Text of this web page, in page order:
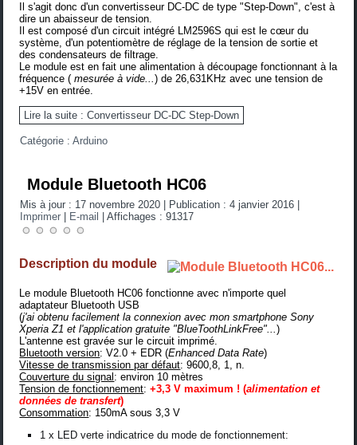
Il s'agit donc d'un convertisseur DC-DC de type "Step-Down", c'est à
dire un abaisseur de tension.
Il est composé d'un circuit intégré LM2596S qui est le cœur du
système, d'un potentiomètre de réglage de la tension de sortie et
des condensateurs de filtrage.
Le module est en fait une alimentation à découpage fonctionnant à la
fréquence (mesurée à vide...) de 26,631KHz avec une tension de
+15V en entrée.
Lire la suite : Convertisseur DC-DC Step-Down
Catégorie :Arduino
Module Bluetooth HC06
Mis à jour : 17 novembre 2020 Publication : 4 janvier 2016
Imprimer
E-mail |Affichages : 91317
Description du module
Le module Bluetooth HC06 fonctionne avec n'importe quel
adaptateur Bluetooth USB
(j'ai obtenu facilement la connexion avec mon smartphone Sony
Xperia Z1 et l'application gratuite "BlueToothLinkFree"...)
L'antenne est gravée sur le circuit imprimé.
Bluetooth version: V2.0 + EDR (Enhanced Data Rate)
Vitesse de transmission par défaut: 9600,8, 1, n.
Couverture du signal : environ 10 mètres
Tension de fonctionnement:+3,3 V maximum ! (alimentation et
données de transfert)
Consommation: 150mA sous 3,3 V
1 x LED verte indicatrice du mode de fonctionnement: